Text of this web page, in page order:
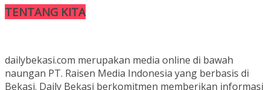
TENTANG KITA
dailybekasi.com merupakan media online di bawah
naungan PT. Raisen Media Indonesia yang berbasis di
Bekasi. Daily Bekasi berkomitmen memberikan informasi